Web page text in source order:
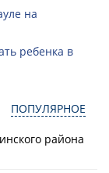
на
ребенка в
ПОПУЛЯРНОЕ
района